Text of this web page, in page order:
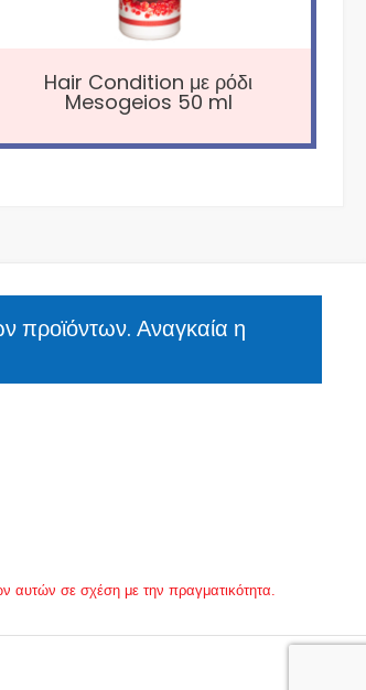
Hair Condition με ρόδι
Mesogeios 50 ml
προϊόντων. Αναγκαία η
αυτών σε σχέση με την πραγματικότητα.